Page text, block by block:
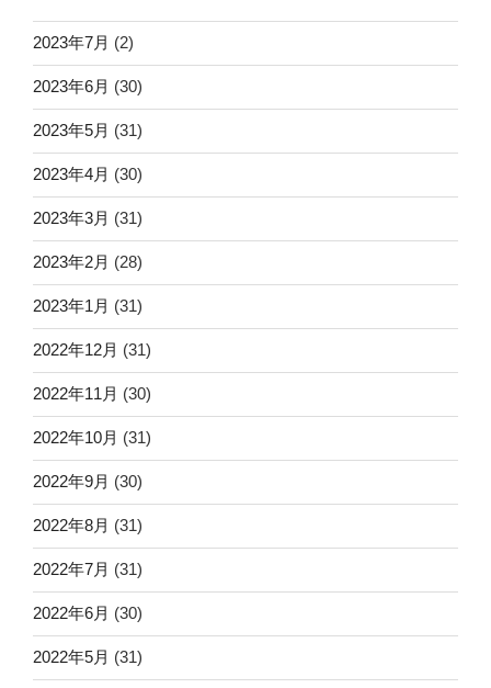
2023年7月 (2)
2023年6月 (30)
2023年5月 (31)
2023年4月 (30)
2023年3月 (31)
2023年2月 (28)
2023年1月 (31)
2022年12月 (31)
2022年11月 (30)
2022年10月 (31)
2022年9月 (30)
2022年8月 (31)
2022年7月 (31)
2022年6月 (30)
2022年5月 (31)